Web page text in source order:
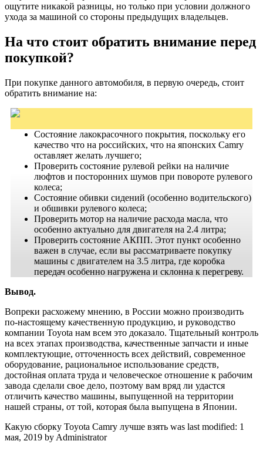
ощутите никакой разницы, но только при условии должного
ухода за машиной со стороны предыдущих владельцев.
На что стоит обратить внимание перед
покупкой?
При покупке данного автомобиля, в первую очередь, стоит
обратить внимание на:
Состояние лакокрасочного покрытия, поскольку его
качество что на российских, что на японских Camry
оставляет желать лучшего;
Проверить состояние рулевой рейки на наличие
люфтов и посторонних шумов при повороте рулевого
колеса;
Состояние обивки сидений (особенно водительского)
и обшивки рулевого колеса;
Проверить мотор на наличие расхода масла, что
особенно актуально для двигателя на 2.4 литра;
Проверить состояние АКПП. Этот пункт особенно
важен в случае, если вы рассматриваете покупку
машины с двигателем на 3.5 литра, где коробка
передач особенно нагружена и склонна к перегреву.
Вывод.
Вопреки расхожему мнению, в России можно производить
по-настоящему качественную продукцию, и руководство
компании Toyota нам всем это доказало. Тщательный контроль
на всех этапах производства, качественные запчасти и иные
комплектующие, отточенность всех действий, современное
оборудование, рациональное использование средств,
достойная оплата труда и человеческое отношение к рабочим
завода сделали свое дело, поэтому вам вряд ли удастся
отличить качество машины, выпущенной на территории
нашей страны, от той, которая была выпущена в Японии.
Какую сборку Toyota Camry лучше взять was last modified: 1
мая, 2019 by Administrator